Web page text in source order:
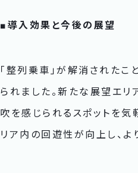
■導入効果と今後の展望
「整列乗車」が解消された
られました。新たな展望エリ
吹を感じられるスポットを気
リア内の回遊性が向上し、